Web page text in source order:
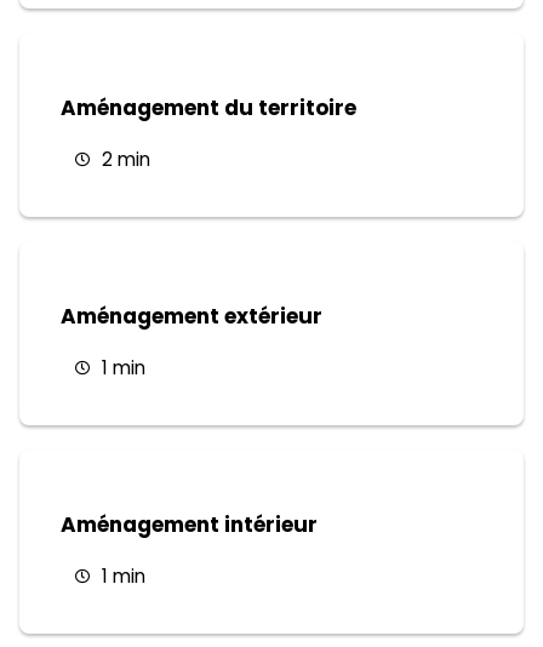
Aménagement du territoire
2 min
Aménagement extérieur
1 min
Aménagement intérieur
1 min